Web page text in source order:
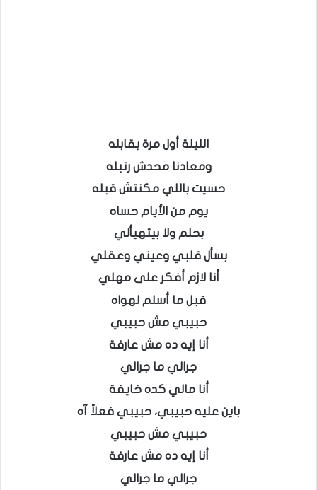
الليلة أول مرة بقابله
ومعادنا محدش رتبله
حسيت باللي مكنتش قبله
يوم من الأيام حساه
بحلم ولا بيتهيألي
بسأل قلبي وعيني وعقلي
أنا لازم أفكر على مهلي
قبل ما أسلم لهواه
حبيبي مش حبيبي
أنا إيه ده مش عارفة
جرالي ما جرالي
أنا مالي كده خايفة
باين عليه حبيبي، حبيبي فعلاً آه
حبيبي مش حبيبي
أنا إيه ده مش عارفة
جرالي ما جرالي